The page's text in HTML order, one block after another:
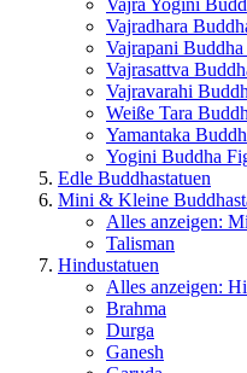
Vajra Yogini
Vajradhara
Vajrapani
Vajrasattva
Vajravarahi
Weiße Tara
Yamantaka
Yogini Buddha
Edle Buddhastatuen
Mini & Kleine
Alles anzeigen:
Talisman
Hindustatuen
Alles anzeigen:
Brahma
Durga
Ganesh